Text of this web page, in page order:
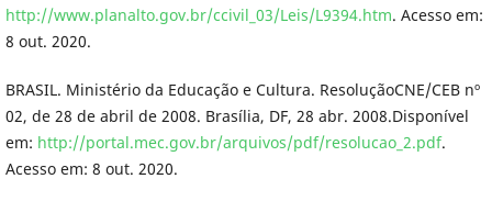
http://www.planalto.gov.br/ccivil_03/Leis/L9394.htm. Acesso em:
8 out. 2020.
BRASIL. Ministério da Educação e Cultura. ResoluçãoCNE/CEB nº
02, de 28 de abril de 2008. Brasília, DF, 28 abr. 2008.Disponível
em: http://portal.mec.gov.br/arquivos/pdf/resolucao_2.pdf.
Acesso em: 8 out. 2020.